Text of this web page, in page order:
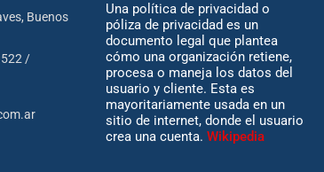
Buenos
/
Una política de privacidad o
póliza de privacidad es un
documento legal que plantea
cómo una organización retiene,
procesa o maneja los datos del
usuario y cliente. Esta es
mayoritariamente usada en un
sitio de internet, donde el usuario
crea una cuenta. Wikipedia